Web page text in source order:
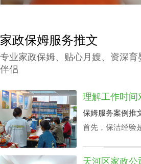
家政保姆服务推文
专业家政保姆、贴心月嫂、资深
伴侣
保姆服务案例推
首先，保洁经验